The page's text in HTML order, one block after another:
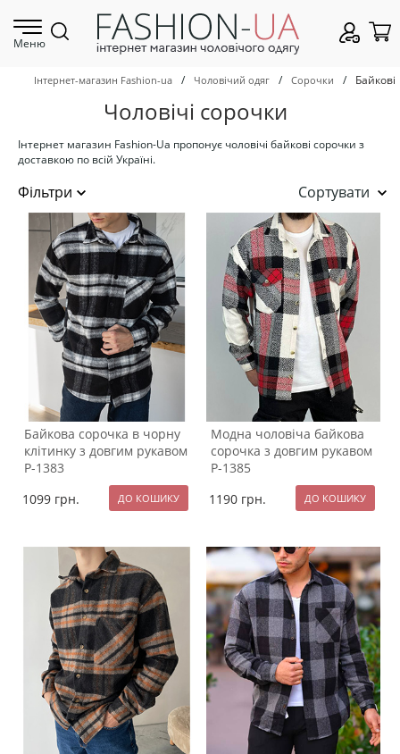
Меню
Інтернет-магазин Fashion-ua / Чоловічий одяг / Сорочки / Байкові
Чоловічі сорочки
Інтернет магазин Fashion-Ua пропонує чоловічі байкові сорочки з
доставкою по всій Україні.
Сортувати
Байкова сорочка в чорну
клітинку з довгим рукавом
Р-1383
1099 грн.
Модна чоловіча байкова
сорочка з довгим рукавом
Р-1385
1190 грн.